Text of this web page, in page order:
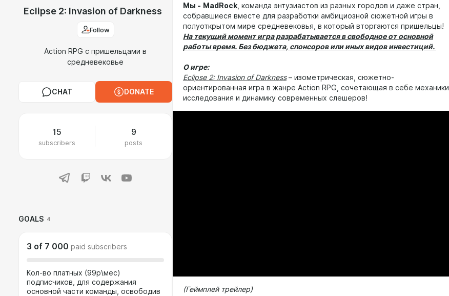
Eclipse 2: Invasion of Darkness
Follow
Action RPG с пришельцами в
средневековье
CHAT DONATE
15
subscribers
9
posts
GOALS 4
3 of 7 000 paid subscribers
Кол-во платных (99р\мес)
подписчиков, для содержания
основной части команды, освободив
Мы - MadRock , команда энтузиастов из разных городов и даже стран,
собравшиеся вместе для разработки амбициозной сюжетной игры в
полуоткрытом мире средневековья, в который вторгаются пришельцы!
На текущий момент игра разрабатывается в свободное от основной
работы время. Без бюджета, спонсоров или иных видов инвестиций.
О игре:
Eclipse 2: Invasion of Darkness– изометрическая, сюжетно-
ориентированная игра в жанре Action RPG, сочетающая в себе механики
исследования и динамику современных слешеров!
(Геймплей трейлер)